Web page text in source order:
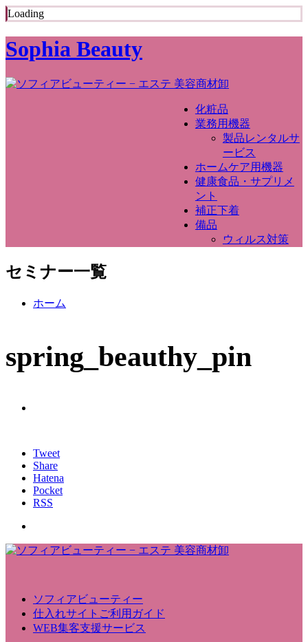
Loading
Sophia Beauty
化粧品
業務用機器
製品レンタルサ
ービス
ホームケア用機器
健康食品・サプリメ
ント
補正下着
備品
ウィルス対策
セミナー一覧
ホーム
spring_beauthy_pin
Tweet
Share
Hatena
Pocket
RSS
ソフィアビューティー
仕入れサイトご利用ガイド
WEB集客支援サービス